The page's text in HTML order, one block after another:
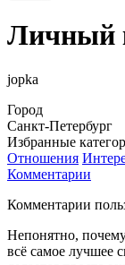
Личный
jopka
Город
Санкт-Петербург
Избранные
Отношения
Комментарии
Комментарии
Непонятно,
всё самое лучшее